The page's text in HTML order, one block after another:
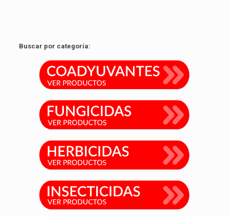
Buscar por categoría: